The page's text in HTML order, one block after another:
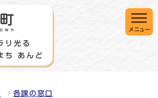
メニュー
各課の窓口